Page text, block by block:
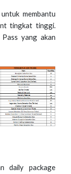
membantu
tingkat tinggi.
yang akan
daily package